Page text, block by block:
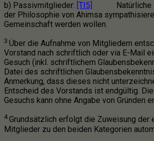
b) Passivmitglieder: [TI5]
Natürliche
der Philosophie von Ahimsa
Gemeinschaft werden wollen.
3 Über die Aufnahme von Mitgliedern
Vorstand nach schriftlich oder via E-Mail
Gesuch (inkl. schriftlichem
Datei des schriftlichen
Anmerkung, dass dieses nicht
Entscheid des Vorstands ist endgültig.
Gesuchs kann ohne Angabe von Gründen
4Grundsätzlich erfolgt die Zuweisung der
Mitglieder zu den beiden Kategorien